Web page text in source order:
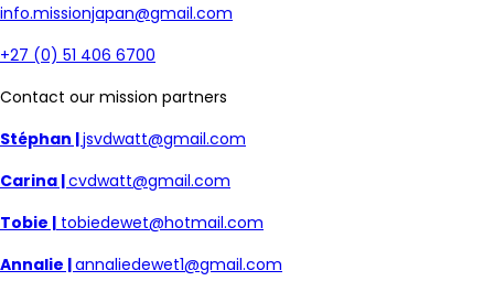
info.missionjapan@gmail.com
+27 (0) 51 406 6700
Contact our mission partners
Stéphan |jsvdwatt@gmail.com
Carina |cvdwatt@gmail.com
Tobie | tobiedewet@hotmail.com
Annalie |annaliedewet1@gmail.com